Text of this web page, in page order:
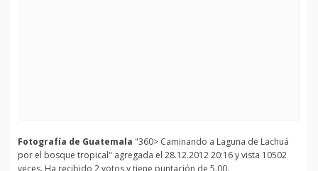
Fotografía de Guatemala "360> Caminando a Laguna de Lachuá
por el bosque tropical" agregada el 28.12.2012 20:16 y vista 10502
veces. Ha recibido 2 votos y tiene puntación de 5.00.